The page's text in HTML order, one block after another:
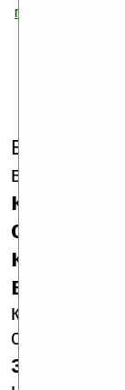
Помогите Ладошкам
Еще раз
внимание,
кряки -
ключи и
к
сайте в